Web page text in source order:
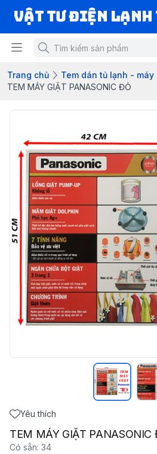
VẬT TƯ ĐIỆN LẠNH
Trang chủ
Tem dán tủ lạnh -
TEM MÁY GIẶT PANASONIC ĐỎ
Yêu thích
TEM MÁY GIẶT PANASONIC
Có sẵn: 34